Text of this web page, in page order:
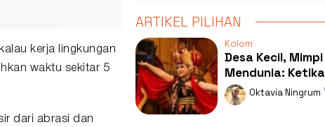
kerja lingkungan
waktu sekitar 5
dari abrasi dan
ARTIKEL PILIHAN
Kolom
Desa Kecil, Mimpi
Mendunia: Ketika
Kolaborasi
Mengubah Wajah
Oktavia Ningrum